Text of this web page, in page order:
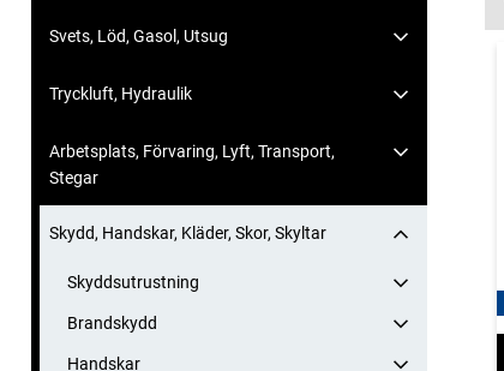
Svets, Löd, Gasol, Utsug
Tryckluft, Hydraulik
Arbetsplats, Förvaring, Lyft, Transport,
Stegar
Skydd, Handskar, Kläder, Skor, Skyltar
Skyddsutrustning
Brandskydd
Handskar